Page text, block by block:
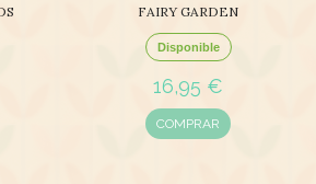
FAIRY GARDEN
Disponible
16,95 €
COMPRAR